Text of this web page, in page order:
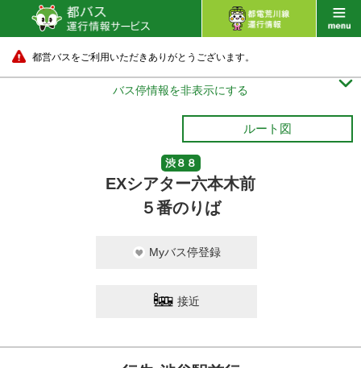
都営バスをご利用いただきありがとうございます。
バス停情報を非表示にする 
ルート図
渋８８
EXシアター六本木前
５番のりば
Myバス停登録
接近